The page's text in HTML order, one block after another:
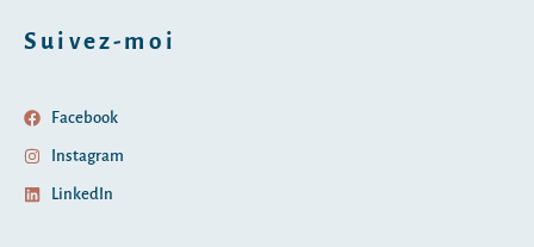
Suivez-moi
Facebook
Instagram
LinkedIn